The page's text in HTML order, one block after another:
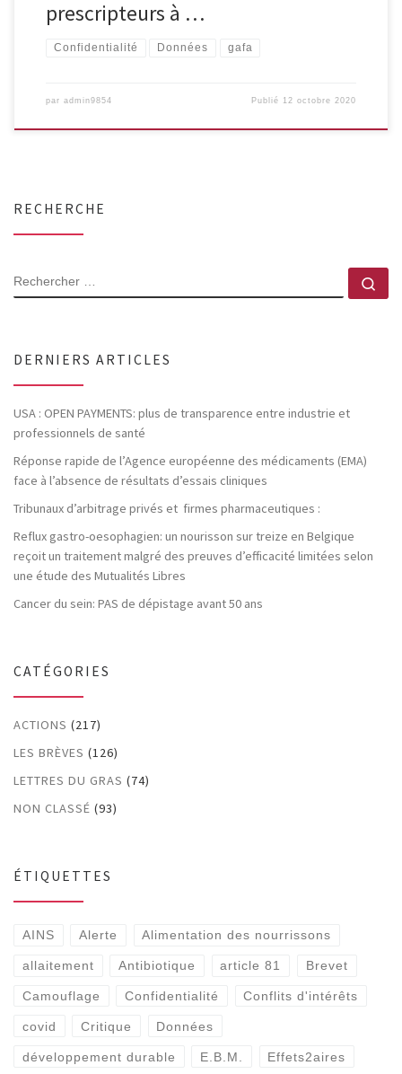
prescripteurs à …
Confidentialité Données gafa
par admin9854 Publié 12 octobre 2020
RECHERCHE
RECHERCHER
DERNIERS ARTICLES
USA : OPEN PAYMENTS: plus de transparence entre industrie et
professionnels de santé
Réponse rapide de l’Agence européenne des médicaments (EMA)
face à l’absence de résultats d’essais cliniques
Tribunaux d’arbitrage privés et firmes pharmaceutiques :
Reflux gastro-oesophagien: un nourisson sur treize en Belgique
reçoit un traitement malgré des preuves d’efficacité limitées selon
une étude des Mutualités Libres
Cancer du sein: PAS de dépistage avant 50 ans
CATÉGORIES
ACTIONS (217)
LES BRÈVES (126)
LETTRES DU GRAS (74)
NON CLASSÉ (93)
ÉTIQUETTES
AINS Alerte Alimentation des nourrissons
allaitement Antibiotique article 81 Brevet
Camouflage Confidentialité Conflits d'intérêts
covid Critique Données
développement durable E.B.M. Effets2aires